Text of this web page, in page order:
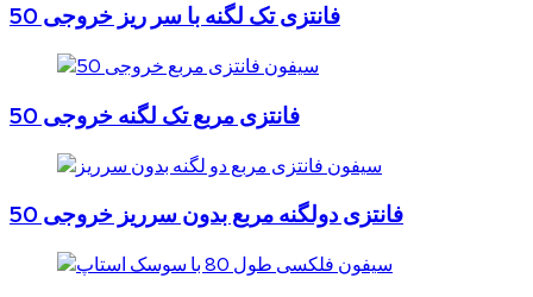
فانتزی تک لگنه با سر ریز خروجی 50
فانتزی مربع تک لگنه خروجی 50
فانتزی دولگنه مربع بدون سرریز خروجی 50